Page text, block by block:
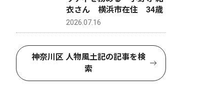
衣さん 横浜市在住 34歳
2026.07.16
神奈川区 人物風土記の記事を検
索